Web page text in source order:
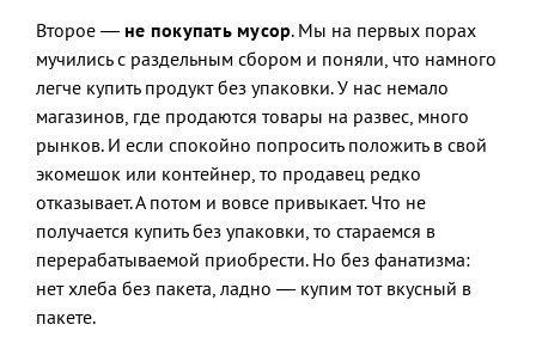
Второе — не покупать мусор. Мы на первых порах
мучились с раздельным сбором и поняли, что намного
легче купить продукт без упаковки. У нас немало
магазинов, где продаются товары на развес, много
рынков. И если спокойно попросить положить в свой
экомешок или контейнер, то продавец редко
отказывает. А потом и вовсе привыкает. Что не
получается купить без упаковки, то стараемся в
перерабатываемой приобрести. Но без фанатизма:
нет хлеба без пакета, ладно — купим тот вкусный в
пакете.